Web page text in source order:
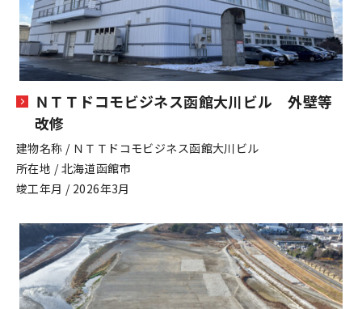
ＮＴＴドコモビジネス函館大川ビル 外壁等
改修
建物名称 / ＮＴＴドコモビジネス函館大川ビル
所在地 / 北海道函館市
竣工年月 / 2026年3月